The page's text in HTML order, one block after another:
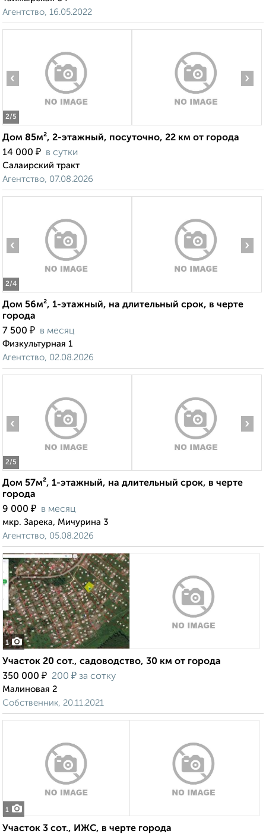
Агентство, 16.05.2022
2/5
‹ ›
Дом 85м², 2-этажный, посуточно, 22 км от города
14 000 ₽ в сутки
Салаирский тракт
Агентство, 07.08.2026
2/4
‹ ›
Дом 56м², 1-этажный, на длительный срок, в черте
города
7 500 ₽ в месяц
Физкультурная 1
Агентство, 02.08.2026
2/5
‹ ›
Дом 57м², 1-этажный, на длительный срок, в черте
города
9 000 ₽ в месяц
мкр. Зарека, Мичурина 3
Агентство, 05.08.2026
1
Участок 20 сот., садоводство, 30 км от города
350 000 ₽ 200 ₽ за сотку
Малиновая 2
Собственник, 20.11.2021
1
Участок 3 сот., ИЖС, в черте города